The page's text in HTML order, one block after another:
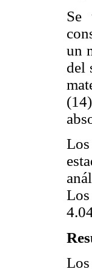
Se
un
del